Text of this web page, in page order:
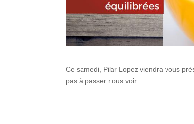
Ce samedi, Pilar Lopez viendra vous
pas à passer nous voir.